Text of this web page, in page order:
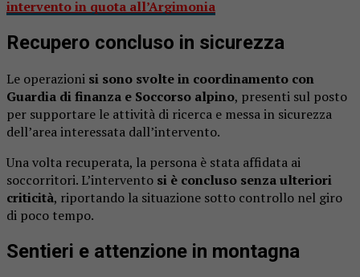
intervento in quota all’Argimonia
Recupero concluso in sicurezza
Le operazioni si sono svolte in coordinamento con
Guardia di finanza e Soccorso alpino, presenti sul posto
per supportare le attività di ricerca e messa in sicurezza
dell’area interessata dall’intervento.
Una volta recuperata, la persona è stata affidata ai
soccorritori. L’intervento si è concluso senza ulteriori
criticità, riportando la situazione sotto controllo nel giro
di poco tempo.
Sentieri e attenzione in montagna